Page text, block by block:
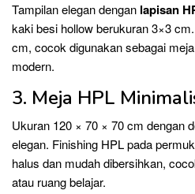
Tampilan elegan dengan lapisan
kaki besi hollow berukuran 3×3
cm, cocok digunakan sebagai
modern.
3. Meja HPL
Ukuran 120 × 70 × 70 cm dengan
elegan. Finishing HPL pada
halus dan mudah dibersihkan,
atau ruang belajar.